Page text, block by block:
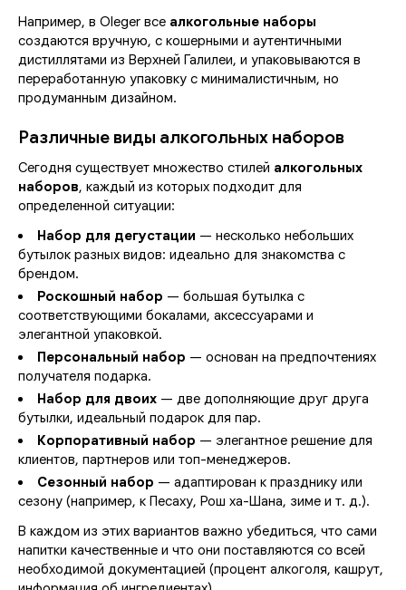
Например, в Oleger все алкогольные наборы
создаются вручную, с кошерными и аутентичными
дистиллятами из Верхней Галилеи, и упаковываются в
переработанную упаковку с минималистичным, но
продуманным дизайном.
Различные виды алкогольных наборов
Сегодня существует множество стилей алкогольных
наборов, каждый из которых подходит для
определенной ситуации:
Набор для дегустации — несколько небольших
бутылок разных видов: идеально для знакомства с
брендом.
Роскошный набор — большая бутылка с
соответствующими бокалами, аксессуарами и
элегантной упаковкой.
Персональный набор — основан на предпочтениях
получателя подарка.
Набор для двоих — две дополняющие друг друга
бутылки, идеальный подарок для пар.
Корпоративный набор — элегантное решение для
клиентов, партнеров или топ-менеджеров.
Сезонный набор — адаптирован к празднику или
сезону (например, к Песаху, Рош ха-Шана, зиме и т. д.).
В каждом из этих вариантов важно убедиться, что сами
напитки качественные и что они поставляются со всей
необходимой документацией (процент алкоголя, кашрут,